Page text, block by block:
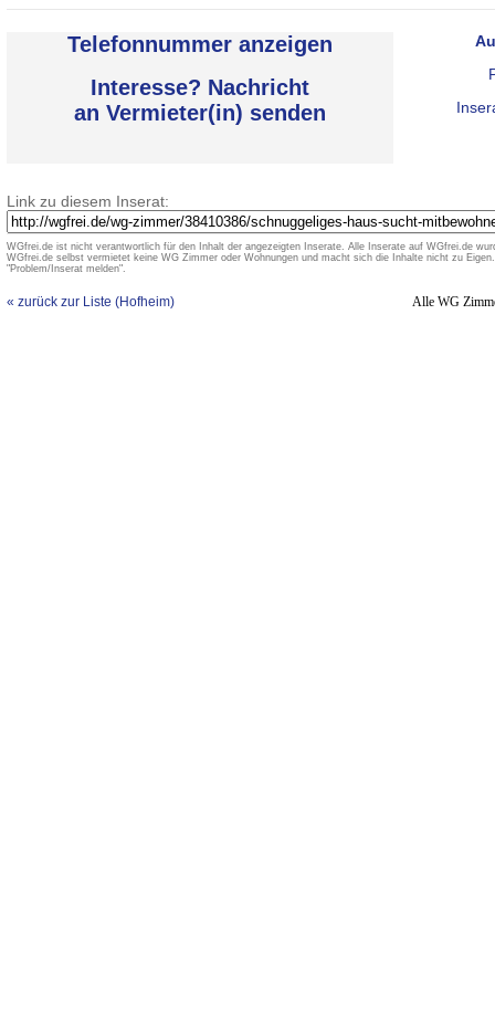
Telefonnummer anzeigen
Interesse? Nachricht
an Vermieter(in) senden
Link zu diesem Inserat:
WGfrei.de ist nicht verantwortlich für den Inhalt der angezeigten Inserate. Alle Inserate auf WGfrei.de
WGfrei.de selbst vermietet keine WG Zimmer oder Wohnungen und macht sich die Inhalte nicht zu
"Problem/Inserat melden".
« zurück zur Liste (Hofheim) Alle WG